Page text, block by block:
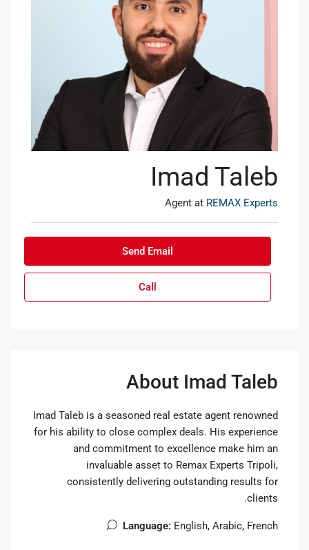
Imad Taleb
Agent at REMAX Experts
Send Email
Call
About Imad Taleb
Imad Taleb is a seasoned real estate agent renowned
for his ability to close complex deals. His experience
and commitment to excellence make him an
invaluable asset to Remax Experts Tripoli,
consistently delivering outstanding results for
clients.
Language: English, Arabic, French